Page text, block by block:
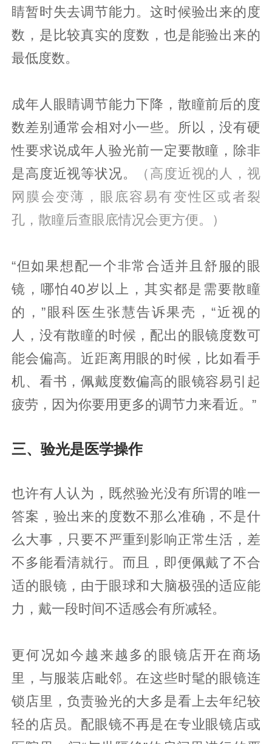
睛暂时失去调节能力。这时候验出来的度
数，是比较真实的度数，也是能验出来的
最低度数。
成年人眼睛调节能力下降，散瞳前后的度
数差别通常会相对小一些。所以，没有硬
性要求说成年人验光前一定要散瞳，除非
是高度近视等状况。
（高度近视的人，视
网膜会变薄，眼底容易有变性区或者裂
孔，散瞳后查眼底情况会更方便。）
“但如果想配一个非常合适并且舒服的眼
镜，哪怕40岁以上，其实都是需要散瞳
的，”眼科医生张慧告诉果壳，“近视的
人，没有散瞳的时候，配出的眼镜度数可
能会偏高。近距离用眼的时候，比如看手
机、看书，佩戴度数偏高的眼镜容易引起
疲劳，因为你要用更多的调节力来看近。”
三、验光是医学操作
也许有人认为，既然验光没有所谓的唯一
答案，验出来的度数不那么准确，不是什
么大事，只要不严重到影响正常生活，差
不多能看清就行。而且，即便佩戴了不合
适的眼镜，由于眼球和大脑极强的适应能
力，戴一段时间不适感会有所减轻。
更何况如今越来越多的眼镜店开在商场
里，与服装店毗邻。在这些时髦的眼镜连
锁店里，负责验光的大多是看上去年纪较
轻的店员。配眼镜不再是在专业眼镜店或